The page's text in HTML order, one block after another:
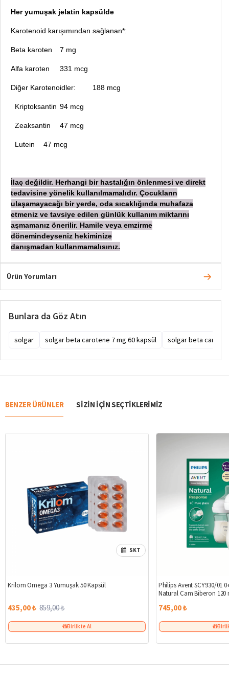
Her yumuşak jelatin kapsülde
Karotenoid karışımından sağlanan*:
Beta karoten 7 mg
Alfa karoten 331 mcg
Diğer Karotenoidler: 188 mcg
Kriptoksantin 94 mcg
Zeaksantin 47 mcg
Lutein 47 mcg
İlaç değildir. Herhangi bir hastalığın önlenmesi ve direkt
tedavisine yönelik kullanılmamalıdır. Çocukların
ulaşamayacağı bir yerde, oda sıcaklığında muhafaza
etmeniz ve tavsiye edilen günlük kullanım miktarını
aşmamanız önerilir. Hamile veya emzirme
dönemindeyseniz hekiminize
danışmadan kullanmamalısınız.
Ürün Yorumları
Bunlara da Göz Atın
solgar solgar beta carotene 7 mg 60 kapsül solgar beta
BENZER ÜRÜNLER SIZIN IÇIN SEÇTIKLERIMIZ
SKT
Krilom Omega 3 Yumuşak 50 Kapsül
435,00 ₺ 859,00 ₺
Birlikte Al
Philips Avent SCY930/01
Natural Cam Biberon 120
745,00 ₺